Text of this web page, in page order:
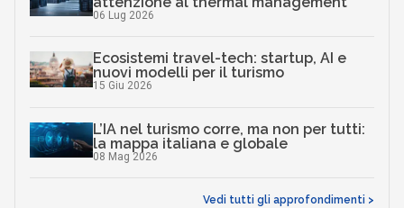
06 Lug 2026
Ecosistemi travel-tech: startup, AI e
nuovi modelli per il turismo
15 Giu 2026
L’IA nel turismo corre, ma non per tutti:
la mappa italiana e globale
08 Mag 2026
Vedi tutti gli approfondimenti >